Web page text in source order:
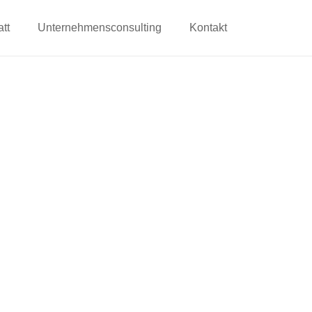
Unternehmensconsulting Kontakt